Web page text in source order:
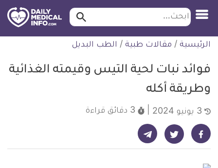
التخطي
للمحتوى
ابحث ابحث…
الرئيسية / مقالات طبية / الطب البديل
فوائد نبات لحية التيس وقيمته الغذائية
وطريقة أكله
3 دقائق قراءة
شارك على فيسبوك - ديلي ميديكال انفو شارك على تويتر - ديلي ميديكال انفو شارك على تيليجرام - ديلي ميديكال انفو